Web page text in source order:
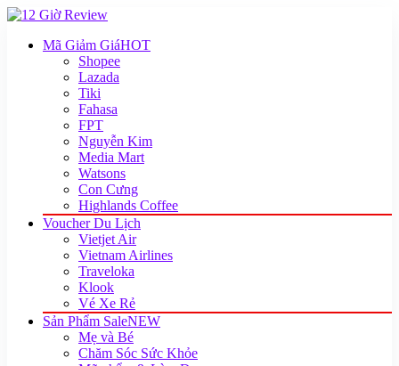
Mã Giảm GiáHOT
Shopee
Lazada
Tiki
Fahasa
FPT
Nguyễn Kim
Media Mart
Watsons
Con Cưng
Highlands Coffee
Voucher Du Lịch
Vietjet Air
Vietnam Airlines
Traveloka
Klook
Vé Xe Rẻ
Sản Phẩm SaleNEW
Mẹ và Bé
Chăm Sóc Sức Khỏe